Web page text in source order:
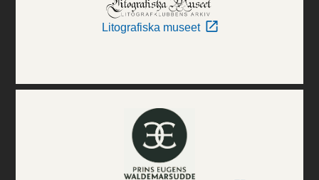
Litografiska museet